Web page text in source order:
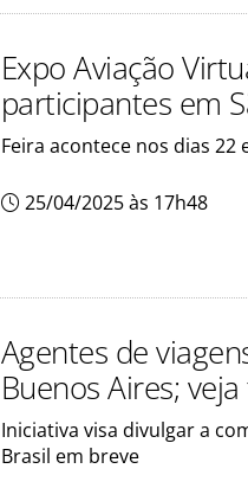
Expo Aviação
participantes em
Feira acontece nos dias
25/04/2025 às 17h48
Agentes de
Buenos Aires;
Iniciativa visa divulgar a
Brasil em breve